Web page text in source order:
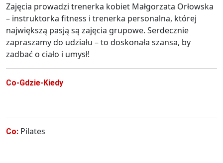
Zajęcia prowadzi trenerka kobiet Małgorzata Orłowska
– instruktorka fitness i trenerka personalna, której
największą pasją są zajęcia grupowe. Serdecznie
zapraszamy do udziału – to doskonała szansa, by
zadbać o ciało i umysł!
Co-Gdzie-Kiedy
Co: Pilates